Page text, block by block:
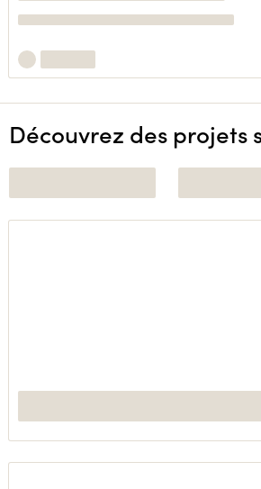
Découvrez des projets